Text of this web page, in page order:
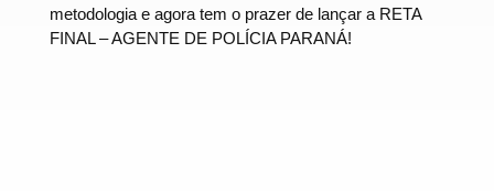
metodologia e agora tem o prazer de lançar a RETA
FINAL – AGENTE DE POLÍCIA PARANÁ!